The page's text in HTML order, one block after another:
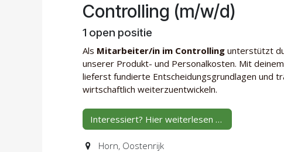
Controlling (m/w/d)
1 open positie
Als Mitarbeiter/in im Controlling unterstützt
unserer Produkt- und Personalkosten. Mit
lieferst fundierte Entscheidungsgrundlagen und
wirtschaftlich weiterzuentwickeln.
Interessiert? Hier weiterlesen …
Horn, Oostenrijk